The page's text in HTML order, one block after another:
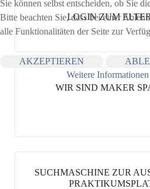
LOGIN ZUM
WIR SIND MAKER
SUCHMASCHINE ZUR
Sie können selbst entscheiden, ob Sie
Bitte beachten Sie, dass bei einer
alle Funktionalitäten der Seite zur
AKZEPTIEREN
Weitere Informationen